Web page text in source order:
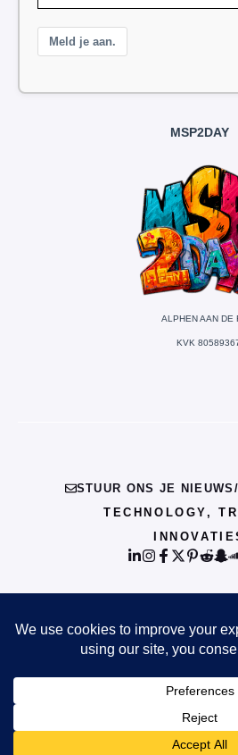
Meld je aan.
MSP2DAY
ALPHEN AAN DE
KVK
STUUR ONS JE
TECHNOLOGY,
TERMS OF